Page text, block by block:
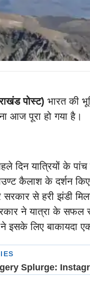
पोस्ट) भारत की
आज पूरा हो गया है।
दिन यात्रियों के
कैलाश के दर्शन
से हरी झंडी
ने यात्रा के
इसके लिए बाकायदा